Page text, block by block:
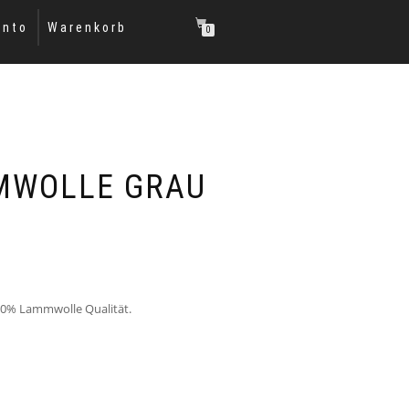
Warenkorb 0
GRAU
Lammwolle Qualität.